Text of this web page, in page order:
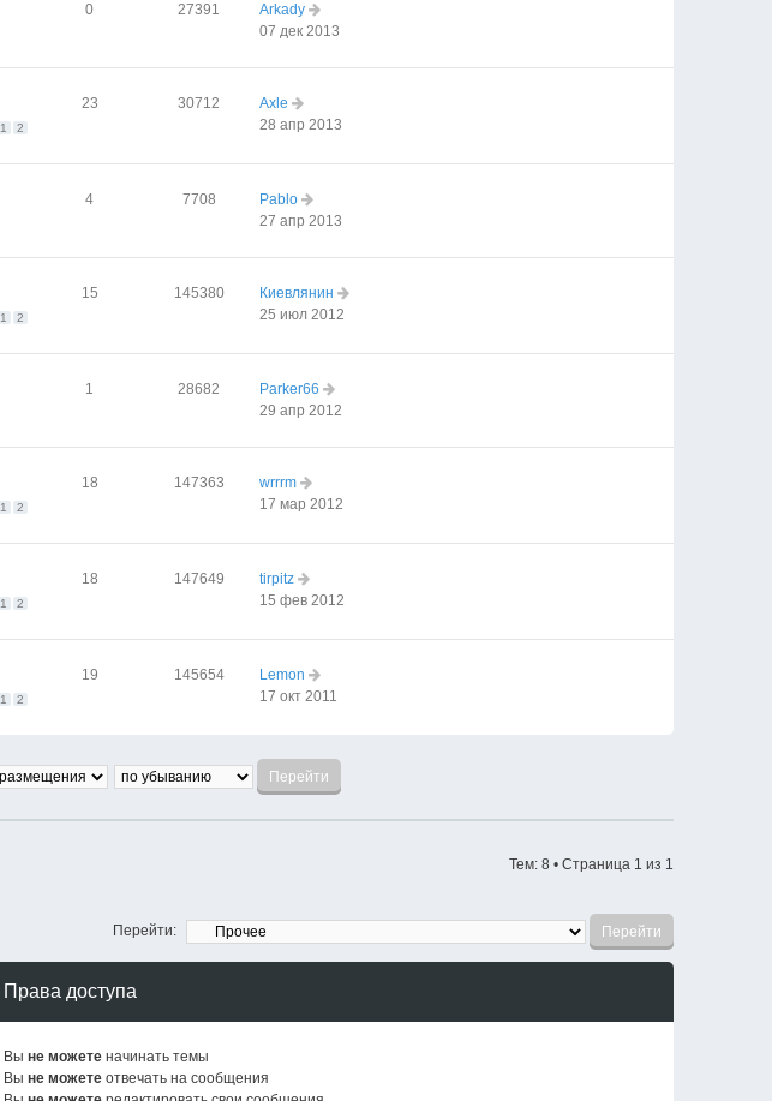
0 27391
Arkady
07 дек 2013
1 2
23 30712
Axle
28 апр 2013
4 7708
Pablo
27 апр 2013
1 2
15 145380
Киевлянин
25 июл 2012
1 28682
Parker66
29 апр 2012
1 2
18 147363
wrrrm
17 мар 2012
1 2
18 147649
tirpitz
15 фев 2012
1 2
19 145654
Lemon
17 окт 2011
Тем: 8 • Страница 1 из 1
Перейти:
Права доступа
Вы не можетеначинать темы
Вы не можетеотвечать на сообщения